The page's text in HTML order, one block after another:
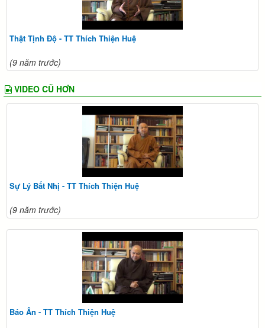
Thật Tịnh Độ - TT Thích Thiện Huệ
(9 năm trước)
VIDEO CŨ HƠN
Sự Lý Bất Nhị - TT Thích Thiện Huệ
(9 năm trước)
Báo Ân - TT Thích Thiện Huệ